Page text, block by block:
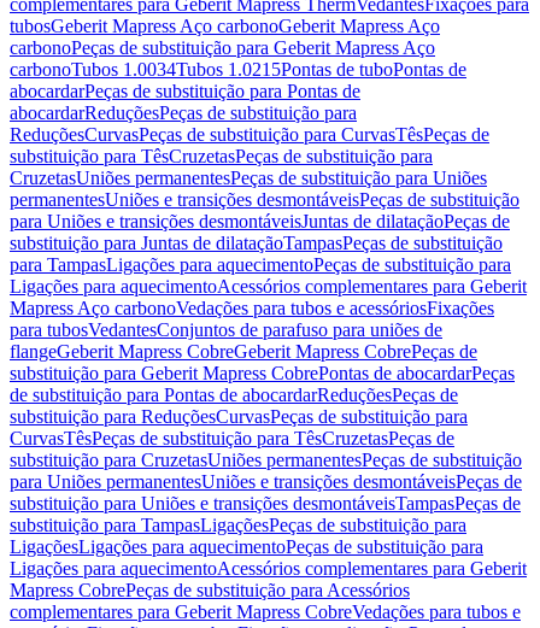
complementares para Geberit Mapress ThermVedantesFixações para
tubosGeberit Mapress Aço carbonoGeberit Mapress Aço
carbonoPeças de substituição para Geberit Mapress Aço
carbonoTubos 1.0034Tubos 1.0215Pontas de tuboPontas de
abocardarPeças de substituição para Pontas de
abocardarReduçõesPeças de substituição para
ReduçõesCurvasPeças de substituição para CurvasTêsPeças de
substituição para TêsCruzetasPeças de substituição para
CruzetasUniões permanentesPeças de substituição para Uniões
permanentesUniões e transições desmontáveisPeças de substituição
para Uniões e transições desmontáveisJuntas de dilataçãoPeças de
substituição para Juntas de dilataçãoTampasPeças de substituição
para TampasLigações para aquecimentoPeças de substituição para
Ligações para aquecimentoAcessórios complementares para Geberit
Mapress Aço carbonoVedações para tubos e acessóriosFixações
para tubosVedantesConjuntos de parafuso para uniões de
flangeGeberit Mapress CobreGeberit Mapress CobrePeças de
substituição para Geberit Mapress CobrePontas de abocardarPeças
de substituição para Pontas de abocardarReduçõesPeças de
substituição para ReduçõesCurvasPeças de substituição para
CurvasTêsPeças de substituição para TêsCruzetasPeças de
substituição para CruzetasUniões permanentesPeças de substituição
para Uniões permanentesUniões e transições desmontáveisPeças de
substituição para Uniões e transições desmontáveisTampasPeças de
substituição para TampasLigaçõesPeças de substituição para
LigaçõesLigações para aquecimentoPeças de substituição para
Ligações para aquecimentoAcessórios complementares para Geberit
Mapress CobrePeças de substituição para Acessórios
complementares para Geberit Mapress CobreVedações para tubos e